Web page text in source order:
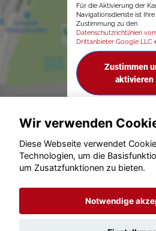
Für die Aktivierung der
Navigationsdienste ist Ihre
Zustimmung zu den
Datenschutzrichtlinien
Drittanbieter Google LLC
Zustimmen
aktivieren
© konjunkturmotor.de
Wir verwenden
Diese Webseite verwendet
Technologien, um die
um Zusatzfunktionen zu bieten.
Notwendige